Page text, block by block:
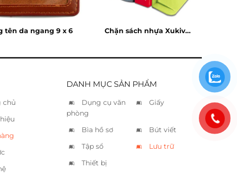
tên da ngang 9 x 6
Chặn sách nhựa Xukiva
chủ
DANH MỤC SẢN PHẨM
Dụng cụ văn
phòng
Giấy
Bìa hồ sơ
Bút viết
Tập sổ
Lưu trữ
Thiết bị